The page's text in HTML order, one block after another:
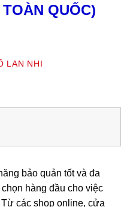
QUỐC)
LAN NHI
bảo quản tốt và đa
hàng đầu cho việc
các shop online, cửa